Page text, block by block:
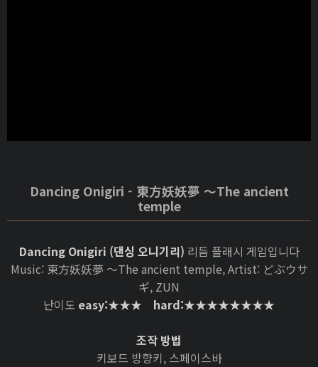
Dancing Onigiri - 東方妖妖夢 ～The ancient
temple
Dancing Onigiri (댄싱 오니기리) 리듬 플래시 게임입니다
Music: 東方妖妖夢 ～The ancient temple, Artist: どぶウサ
ギ, ZUN
난이도 easy:★★★ hard:★★★★★★★★
조작 방법
키보드 방향키, 스페이스바